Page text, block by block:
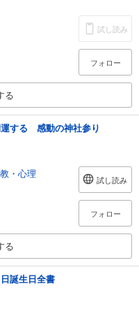
試し読み
フォロー
る
する 感動の神社参り
・心理
試し読み
フォロー
る
誕生日全書